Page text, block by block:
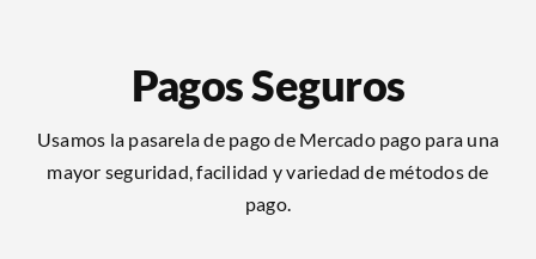
Pagos Seguros
Usamos la pasarela de pago de Mercado pago para una
mayor seguridad, facilidad y variedad de métodos de
pago.